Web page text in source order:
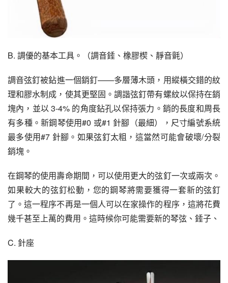
B. 調優的基本工具。（調音錘、橡膠楔、靜音氈）
調音弦釘被鉆進一個銷釘——多層薄木頭，用縱橫交錯的紋
理和膠水制成，使其更堅固。調諧弦釘帶有螺紋以保持在銷
塊內，並以 3-4% 的角度鉆孔以保持張力。銷的長度和周長
有多種。新鋼琴使用#0 或#1 針腳（最細），尺寸編號系統
最多使用#7 針腳。如果弦釘太粗，這當然可能會破壞/分裂
銷塊。
在鋼琴的使用壽命期間，可以使用更大的弦釘一次或兩次。
如果較大的弦釘松動，您的鋼琴將需要獲得一套新的弦釘
了。這一程序不再是一個人可以在家操作的程序，這將花費
幾千甚至上萬的費用。這時候你可能需要新的琴弦、錘子、
C. 針座